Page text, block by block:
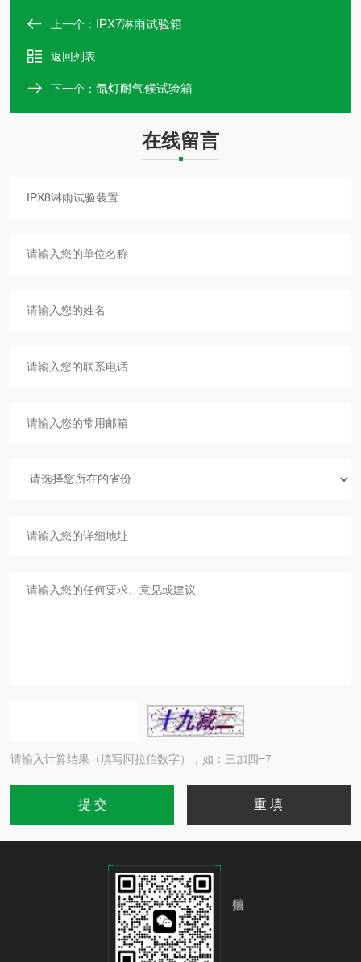
上一个： IPX7淋雨试验箱
返回列表
下一个：氙灯耐气候试验箱
在线留言
请输入计算结果（填写阿拉伯数字），如：三加四=7